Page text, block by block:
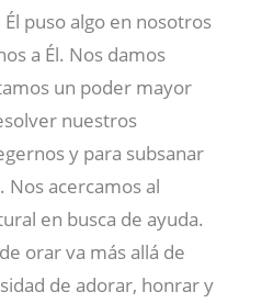
puso algo en nosotros
a Él. Nos damos
un poder mayor
nuestros
y para subsanar
Nos acercamos al
en busca de ayuda.
orar va más allá de
de adorar, honrar y